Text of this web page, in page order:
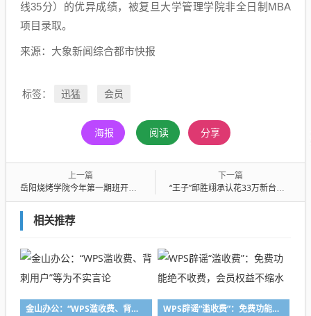
线35分）的优异成绩，被复旦大学管理学院非全日制MBA
项目录取。
来源：大象新闻综合都市快报
标签： 迅猛 会员
海报 阅读 分享
上一篇
岳阳烧烤学院今年第一期班开课：学员有00后、本科生，全部住酒店每人每晚50元，包早餐，课程总计30天学费5800元
下一篇
“王子”邱胜翊承认花33万新台币伪造高血压病历“逃兵役”，最新进展：交50万新台币保释金后，返回昆凌名下一豪宅
相关推荐
金山办公：“WPS滥收费、背刺用户”等为不实言论 WPS辟谣“滥收费”：免费功能绝不收费，会员权益不缩水